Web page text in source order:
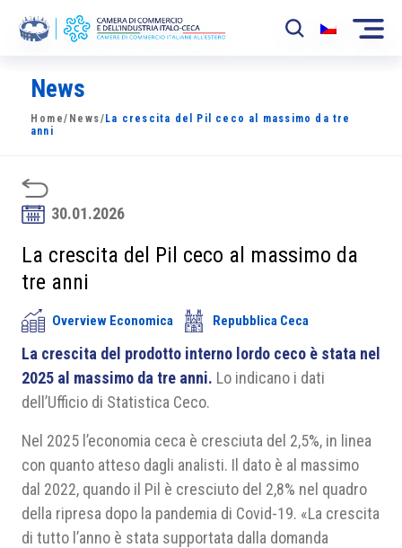
La Camera
News
Sviluppo Mercato
Soci
Partner
Progetti
Area riservata
News
Home/ News/ La crescita del Pil ceco al massimo da tre
anni
30.01.2026
La crescita del Pil ceco al massimo da
tre anni
Overview Economica Repubblica Ceca
La crescita del prodotto interno lordo ceco è stata nel
2025 al massimo da tre anni. Lo indicano i dati
dell’Ufficio di Statistica Ceco.
Nel 2025 l’economia ceca è cresciuta del 2,5%, in linea
con quanto atteso dagli analisti. Il dato è al massimo
dal 2022, quando il Pil è cresciuto del 2,8% nel quadro
della ripresa dopo la pandemia di Covid-19. «La crescita
di tutto l’anno è stata supportata dalla domanda